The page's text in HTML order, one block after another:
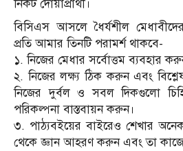
নিকট দোয়াপ্রার্থী।
বিসিএস আসলে ধৈর্যশীল
প্রতি আমার তিনটি পরামর্শ থাকবে-
১. নিজের মেধার সর্বোত্তম ব্যবহার
২. নিজের লক্ষ্য ঠিক করুন এবং
নিজের দুর্বল ও সবল দিকগুলো
পরিকল্পনা বাস্তবায়ন করুন।
৩. পাঠ্যবইয়ের বাইরেও শেখার
থেকে জ্ঞান আহরণ করুন এবং তা কাজে